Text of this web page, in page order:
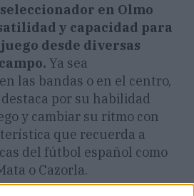
en Olmo
y capacidad para
desde diversas
Ya sea
las bandas o en el centro,
por su habilidad
y cambiar su ritmo con
que recuerda a
del fútbol español como
o Cazorla.